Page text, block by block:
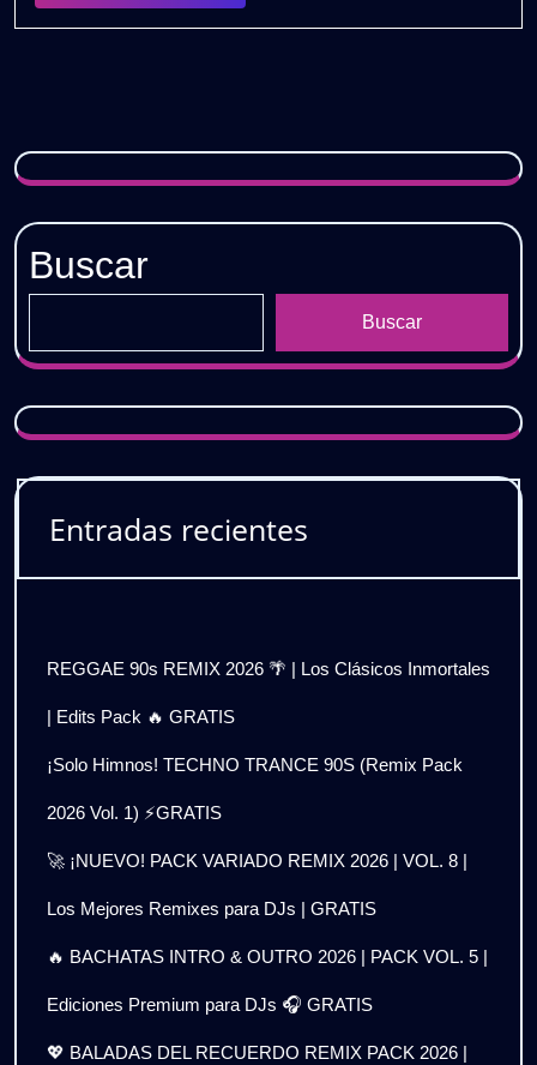
𝗩𝗢𝗟.𝟱
PACK
Buscar
Buscar
Entradas recientes
REGGAE 90s REMIX 2026 🌴 | Los Clásicos Inmortales
| Edits Pack 🔥 GRATIS
¡Solo Himnos! TECHNO TRANCE 90S (Remix Pack
2026 Vol. 1) ⚡GRATIS
🚀 ¡NUEVO! PACK VARIADO REMIX 2026 | VOL. 8 |
Los Mejores Remixes para DJs | GRATIS
🔥 BACHATAS INTRO & OUTRO 2026 | PACK VOL. 5 |
Ediciones Premium para DJs 🎧 GRATIS
💖 BALADAS DEL RECUERDO REMIX PACK 2026 |